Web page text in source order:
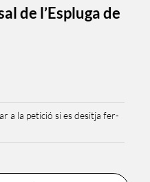
de l’Espluga de
a la petició si es desitja fer-